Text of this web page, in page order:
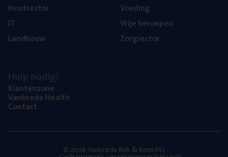
Hout­sec­tor
IT
Land­bouw
Voe­ding
Vrije beroe­pen
Zorg­sec­tor
Klan­ten­zo­ne
Van­b­re­da Health
Con­tact
© 2026 Vanbreda Risk & Benefits